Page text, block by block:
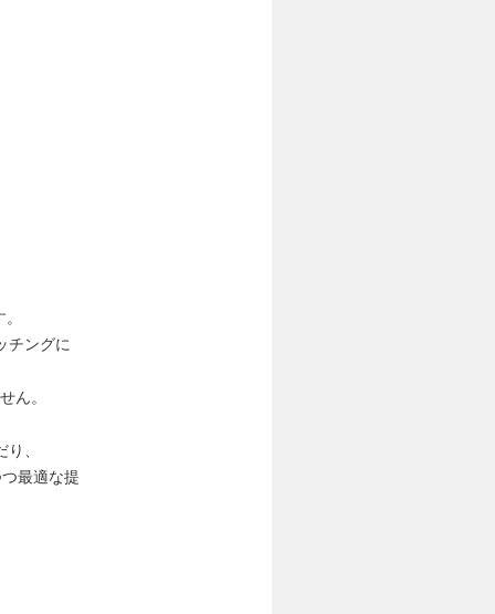
チングに
ん。
、
最適な提